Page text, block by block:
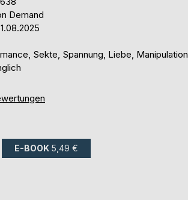
Demand
Sekte, Spannung, Liebe, Manipulation
E-BOOK 5,49 €